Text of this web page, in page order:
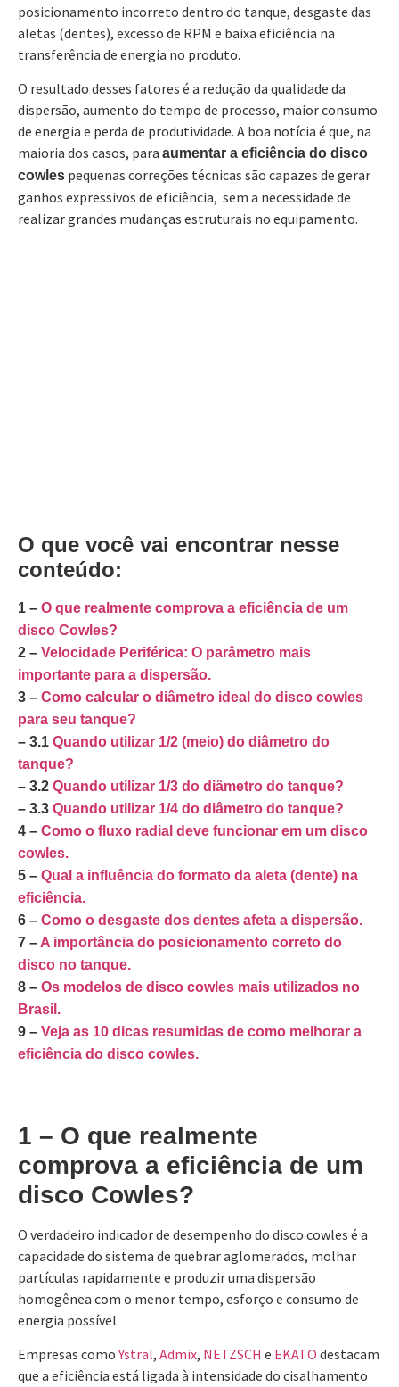
posicionamento incorreto dentro do tanque, desgaste das
aletas (dentes), excesso de RPM e baixa eficiência na
transferência de energia no produto.
O resultado desses fatores é a redução da qualidade da
dispersão, aumento do tempo de processo, maior consumo
de energia e perda de produtividade. A boa notícia é que, na
maioria dos casos, para aumentar a eficiência do disco
cowles pequenas correções técnicas são capazes de gerar
ganhos expressivos de eficiência, sem a necessidade de
realizar grandes mudanças estruturais no equipamento.
O que você vai encontrar nesse
conteúdo:
1 – O que realmente comprova a eficiência de um
disco Cowles?
2 – Velocidade Periférica: O parâmetro mais
importante para a dispersão.
3 – Como calcular o diâmetro ideal do disco cowles
para seu tanque?
– 3.1 Quando utilizar 1/2 (meio) do diâmetro do
tanque?
– 3.2 Quando utilizar 1/3 do diâmetro do tanque?
– 3.3 Quando utilizar 1/4 do diâmetro do tanque?
4 – Como o fluxo radial deve funcionar em um disco
cowles.
5 – Qual a influência do formato da aleta (dente) na
eficiência.
6 – Como o desgaste dos dentes afeta a dispersão.
7 – A importância do posicionamento correto do
disco no tanque.
8 – Os modelos de disco cowles mais utilizados no
Brasil.
9 – Veja as 10 dicas resumidas de como melhorar a
eficiência do disco cowles.
1 – O que realmente
comprova a eficiência de um
disco Cowles?
O verdadeiro indicador de desempenho do disco cowles é a
capacidade do sistema de quebrar aglomerados, molhar
partículas rapidamente e produzir uma dispersão
homogênea com o menor tempo, esforço e consumo de
energia possível.
Empresas comoYstral, Admix, NETZSCH e EKATO destacam
que a eficiência está ligada à intensidade do cisalhamento